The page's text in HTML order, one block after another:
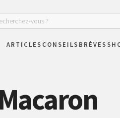
ARTICLES CONSEILS BRÈVES